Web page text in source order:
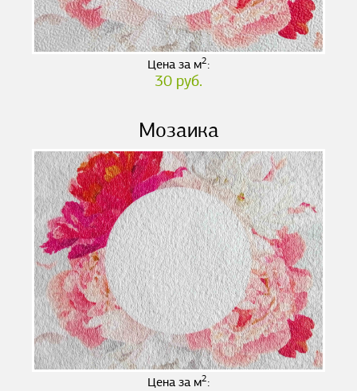
Цена за м2:
30 руб.
Мозаика
Цена за м2: